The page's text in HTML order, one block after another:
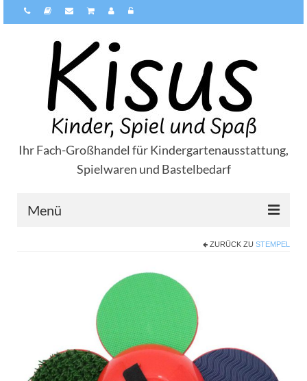
Ihr Fach-Großhandel für Kindergartenausstattung,
Spielwaren und Bastelbedarf
Menü
Kisus Katalog anfordern
Newsletter
ZURÜCK ZU STEMPEL